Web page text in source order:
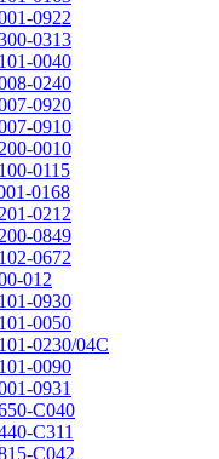
0922
0313
0040
0240
0920
0910
0010
0115
0168
0212
0849
0672
012
0930
0050
0230/04C
0090
0931
C040
C311
C042